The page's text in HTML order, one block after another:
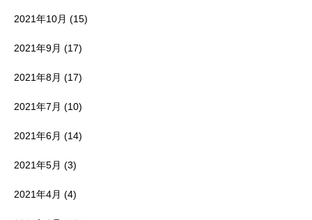
2021年10月 (15)
2021年9月 (17)
2021年8月 (17)
2021年7月 (10)
2021年6月 (14)
2021年5月 (3)
2021年4月 (4)